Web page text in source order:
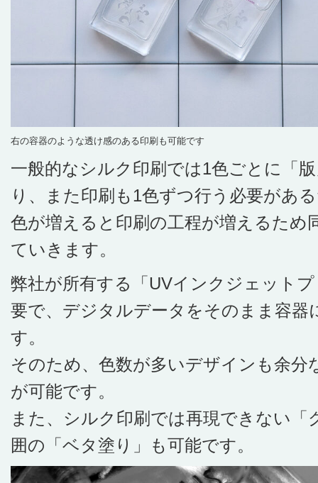
右の容器のような透け感のある印刷も可能です
一般的なシルク印刷では1色ごとに「
り、また印刷も1色ずつ行う必要があ
色が増えると印刷の工程が増えるため
ていきます。
弊社が所有する「UVインクジェット
要で、デジタルデータをそのまま容器
す。
そのため、色数が多いデザインも余分
が可能です。
また、シルク印刷では再現できない「
囲の「ベタ塗り」も可能です。